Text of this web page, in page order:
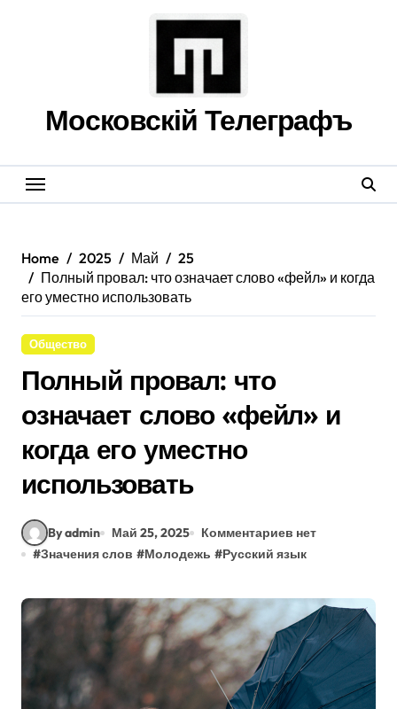
Московскій Телеграфъ
Home 2025 Май
25
Полный провал: что означает слово «фейл» и когда
его уместно использовать
Общество
Полный провал: что
означает слово «фейл» и
когда его уместно
использовать
By admin Май 25, 2025
Комментариев нет
#Значения слов #Молодежь #Русский язык